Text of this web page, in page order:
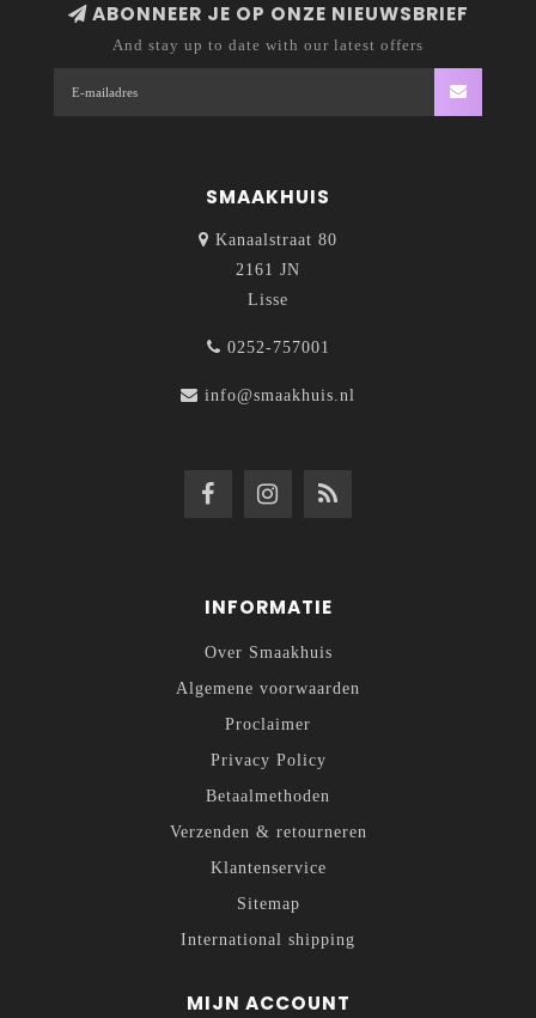
ABONNEER JE OP ONZE NIEUWSBRIEF
And stay up to date with our latest offers
SMAAKHUIS
Kanaalstraat 80
2161 JN
Lisse
0252-757001
info@smaakhuis.nl
INFORMATIE
Over Smaakhuis
Algemene voorwaarden
Proclaimer
Privacy Policy
Betaalmethoden
Verzenden & retourneren
Klantenservice
Sitemap
International shipping
MIJN ACCOUNT